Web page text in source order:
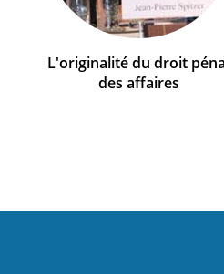
L'originalité du droit
des affaires